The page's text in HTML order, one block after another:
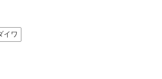
イワ